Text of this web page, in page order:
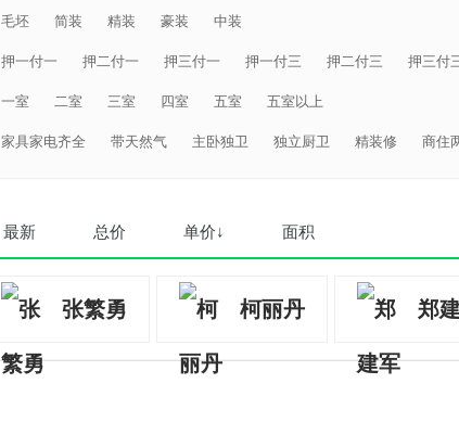
毛坯 简装 精装 豪装 中装
押一付一 押二付一 押三付一 押一付三 押二付三 押三付
一室 二室 三室 四室 五室 五室以上
家具家电齐全 带天然气 主卧独卫 独立厨卫 精装修 商住
最新 总价 单价↓ 面积
张繁勇 柯丽丹 郑